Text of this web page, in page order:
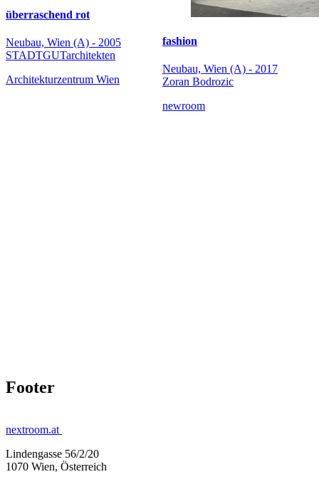
überraschend rot
Neubau, Wien (A) - 2005
STADTGUTarchitekten
Architekturzentrum Wien
fashion
Neubau, Wien (A) - 2017
Zoran Bodrozic
newroom
Footer
nextroom.at
Lindengasse 56/2/20
1070 Wien, Österreich